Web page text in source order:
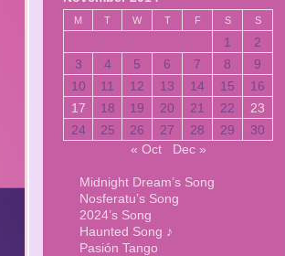
M T W T F S S
1
2
3
4 5 6 7 8
9
10
11 12 13 14 15
16
17
18 19 20 21 22
23
24
25 26 27 28 29
30
« Oct
Dec »
Midnight Dream’s Song
Nosferatu’s Song
2024’s Song
Haunted Song ♪
Pasión Tango